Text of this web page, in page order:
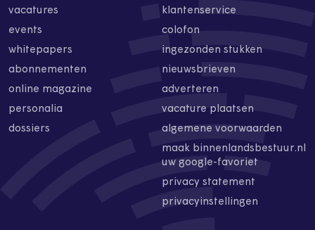
vacatures
events
whitepapers
abonnementen
online magazine
personalia
dossiers
klantenservice
colofon
ingezonden stukken
nieuwsbrieven
adverteren
vacature plaatsen
algemene voorwaarden
maak binnenlandsbestuur.nl
uw google-favoriet
privacy statement
privacyinstellingen